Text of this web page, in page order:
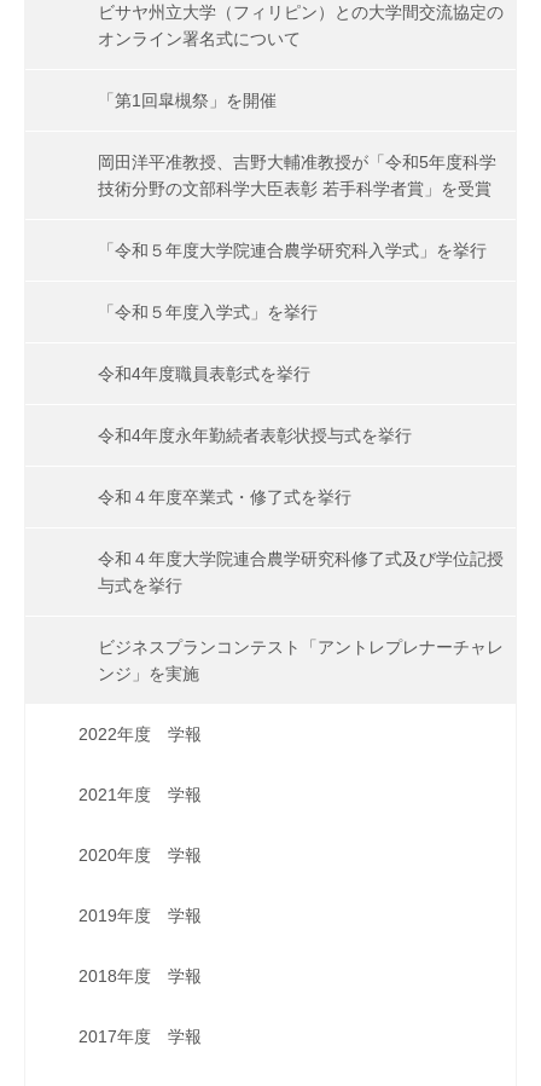
ビサヤ州立大学（フィリピン）との大学間交流協定の
オンライン署名式について
「第1回皐槻祭」を開催
岡田洋平准教授、吉野大輔准教授が「令和5年度科学
技術分野の文部科学大臣表彰 若手科学者賞」を受賞
「令和５年度大学院連合農学研究科入学式」を挙行
「令和５年度入学式」を挙行
令和4年度職員表彰式を挙行
令和4年度永年勤続者表彰状授与式を挙行
令和４年度卒業式・修了式を挙行
令和４年度大学院連合農学研究科修了式及び学位記授
与式を挙行
ビジネスプランコンテスト「アントレプレナーチャレ
ンジ」を実施
2022年度 学報
2021年度 学報
2020年度 学報
2019年度 学報
2018年度 学報
2017年度 学報